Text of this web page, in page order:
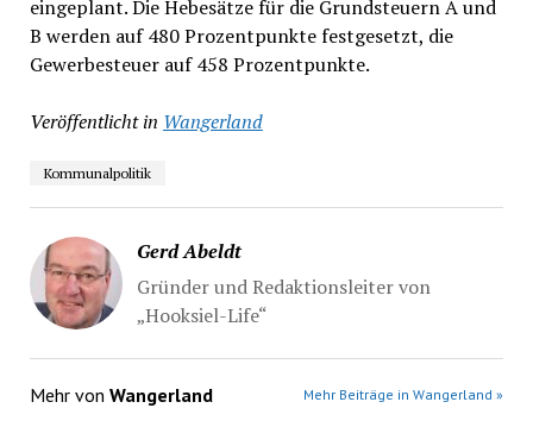
eingeplant. Die Hebesätze für die Grundsteuern A und
B werden auf 480 Prozentpunkte festgesetzt, die
Gewerbesteuer auf 458 Prozentpunkte.
Veröffentlicht in Wangerland
Kommunalpolitik
Gerd Abeldt
Gründer und Redaktionsleiter von
„Hooksiel-Life“
Mehr von Wangerland Mehr Beiträge in Wangerland »